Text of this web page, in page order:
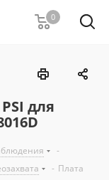
0
для
-
- Плата